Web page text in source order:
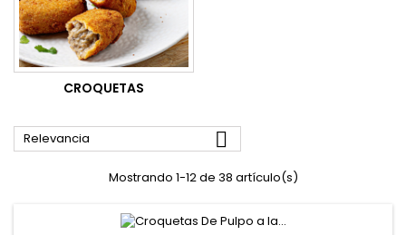
CROQUETAS
Relevancia 
Mostrando 1-12 de 38 artículo(s)